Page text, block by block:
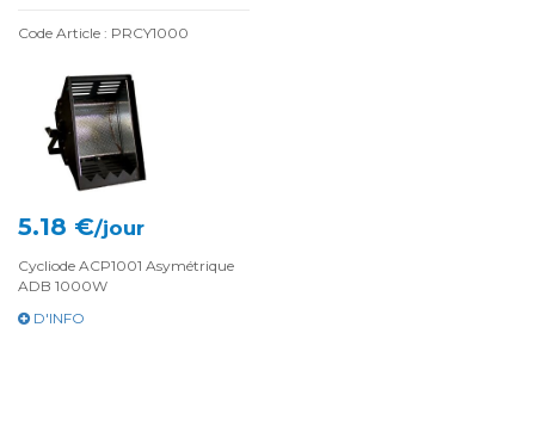
Code Article : PRCY1000
5.18 €/jour
Cycliode ACP1001 Asymétrique
ADB 1000W
D'INFO